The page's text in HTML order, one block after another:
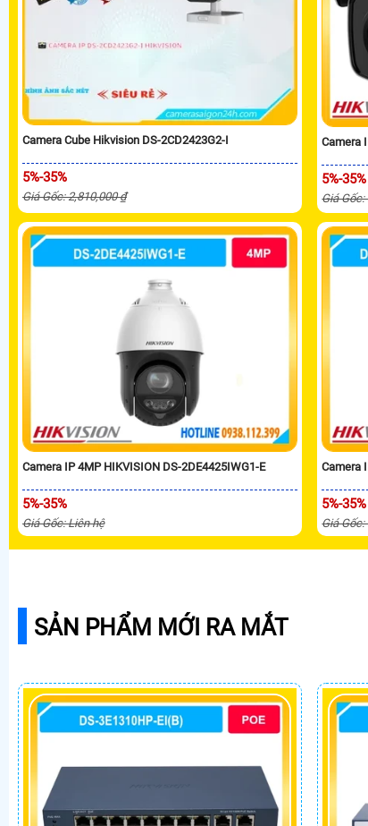
Camera Cube Hikvision DS-2CD2423G2-I
5%-35%
Giá Gốc: 2,810,000 ₫
Camera
5%-35%
Giá Gốc:
Camera IP 4MP HIKVISION DS-2DE4425IWG1-E
5%-35%
Giá Gốc: Liên hệ
Camera
5%-35%
Giá Gốc:
SẢN PHẨM MỚI RA MẮT